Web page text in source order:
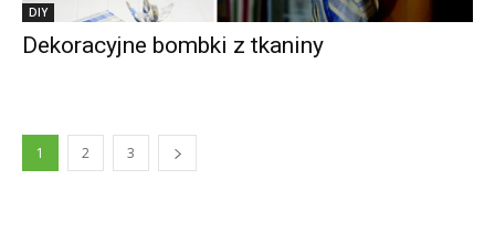
DIY
Dekoracyjne bombki z tkaniny
1 2 3